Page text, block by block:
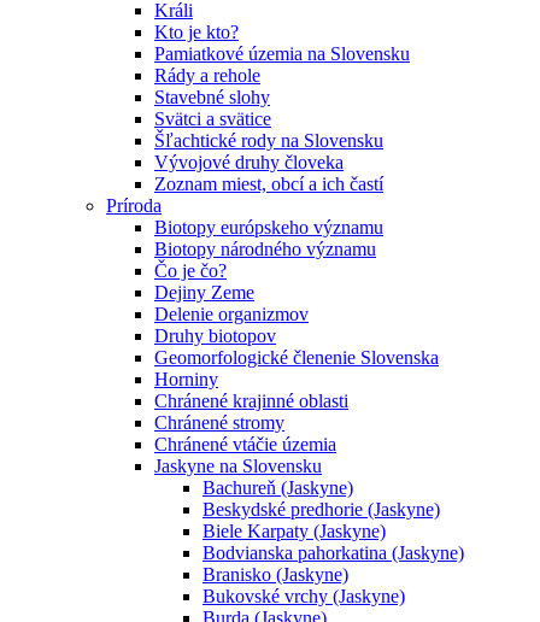
Králi
Kto je kto?
Pamiatkové územia na Slovensku
Rády a rehole
Stavebné slohy
Svätci a svätice
Šľachtické rody na Slovensku
Vývojové druhy človeka
Zoznam miest, obcí a ich častí
Príroda
Biotopy európskeho významu
Biotopy národného významu
Čo je čo?
Dejiny Zeme
Delenie organizmov
Druhy biotopov
Geomorfologické členenie Slovenska
Horniny
Chránené krajinné oblasti
Chránené stromy
Chránené vtáčie územia
Jaskyne na Slovensku
Bachureň (Jaskyne)
Beskydské predhorie (Jaskyne)
Biele Karpaty (Jaskyne)
Bodvianska pahorkatina (Jaskyne)
Branisko (Jaskyne)
Bukovské vrchy (Jaskyne)
Burda (Jaskyne)